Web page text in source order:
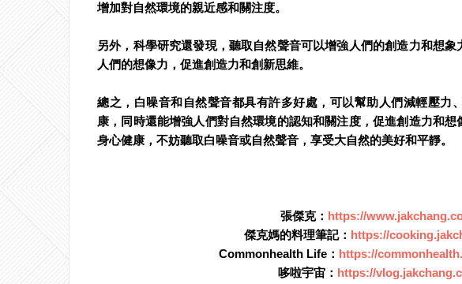
增加對自然環境的親近感和關注度。
另外，科學研究還發現，聽取自然聲音可以增強人們的創造力和想
人們的想像力，促進創造力和創新思維。
總之，白噪音和自然聲音都具有許多好處，可以幫助人們減輕壓力
康，同時還能增強人們對自然環境的認知和關注度，促進創造力和
身心健康，不妨聽取白噪音或自然聲音，享受大自然的美好和平靜。
張傑克： https://
傑克媽的料理筆記： https://
Commonhealth Life： https://
哆啦宇宙： https://